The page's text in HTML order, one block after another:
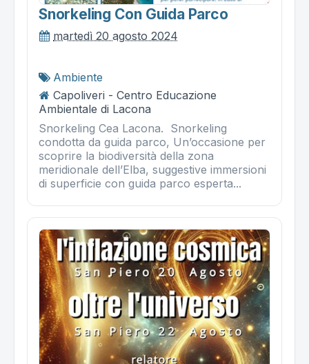
Snorkeling Con Guida Parco
martedì 20 agosto 2024
Ambiente
Capoliveri - Centro Educazione
Ambientale di Lacona
Snorkeling Cea Lacona. Snorkeling
condotta da guida parco, Un’occasione per
scoprire la biodiversità della zona
meridionale dell’Elba, suggestive immersioni
di superficie con guida parco esperta...